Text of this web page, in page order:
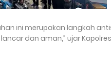
ini merupakan langkah
dan aman,” ujar